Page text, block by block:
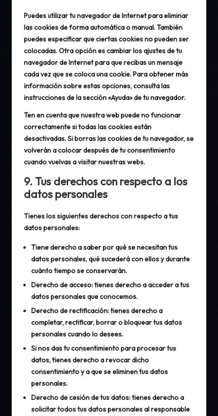
Puedes utilizar tu navegador de Internet para eliminar
las cookies de forma automática o manual. También
puedes especificar que ciertas cookies no pueden ser
colocadas. Otra opción es cambiar los ajustes de tu
navegador de Internet para que recibas un mensaje
cada vez que se coloca una cookie. Para obtener más
información sobre estas opciones, consulta las
instrucciones de la sección «Ayuda» de tu navegador.
Ten en cuenta que nuestra web puede no funcionar
correctamente si todas las cookies están
desactivadas. Si borras las cookies de tu navegador, se
volverán a colocar después de tu consentimiento
cuando vuelvas a visitar nuestras webs.
9. Tus derechos con respecto a los
datos personales
Tienes los siguientes derechos con respecto a tus
datos personales:
Tiene derecho a saber por qué se necesitan tus
datos personales, qué sucederá con ellos y durante
cuánto tiempo se conservarán.
Derecho de acceso: tienes derecho a acceder a tus
datos personales que conocemos.
Derecho de rectificación: tienes derecho a
completar, rectificar, borrar o bloquear tus datos
personales cuando lo desees.
Si nos das tu consentimiento para procesar tus
datos, tienes derecho a revocar dicho
consentimiento y a que se eliminen tus datos
personales.
Derecho de cesión de tus datos: tienes derecho a
solicitar todos tus datos personales al responsable